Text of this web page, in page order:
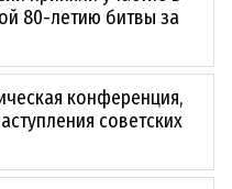
80-летию битвы за
конференция,
советских